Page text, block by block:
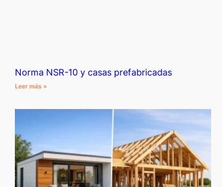
Norma NSR-10 y casas prefabricadas
Leer más »